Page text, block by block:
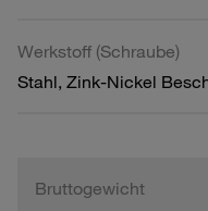
Werkstoff (Schraube)
Stahl, Zink-Nickel
Bruttogewicht